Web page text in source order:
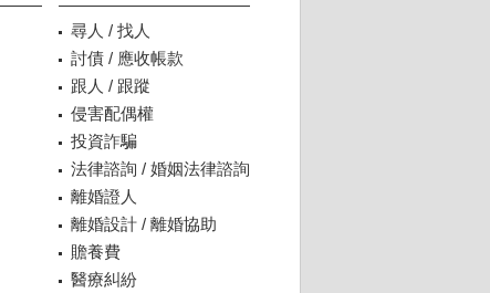
尋人 / 找人
討債 / 應收帳款
跟人 / 跟蹤
侵害配偶權
投資詐騙
法律諮詢 / 婚姻法律諮詢
離婚證人
離婚設計 / 離婚協助
贍養費
醫療糾紛